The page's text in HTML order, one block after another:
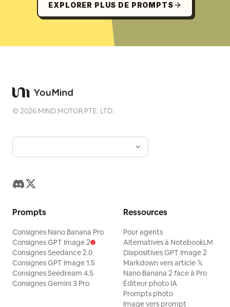
EXPLORER PLUS DE PROMPTS
©2026 MIND MOTOR PTE. LTD.
Prompts
Consignes Nano Banana Pro
Consignes GPT Image 2
Consignes Seedance 2.0
Consignes GPT Image 1.5
Consignes Seedream 4.5
Consignes Gemini 3 Pro
Ressources
Pour agents
Alternatives à NotebookLM
Diapositives GPT Image 2
Markdown vers article 𝕏
Nano Banana 2 face à Pro
Éditeur photo IA
Prompts photo
Image vers prompt